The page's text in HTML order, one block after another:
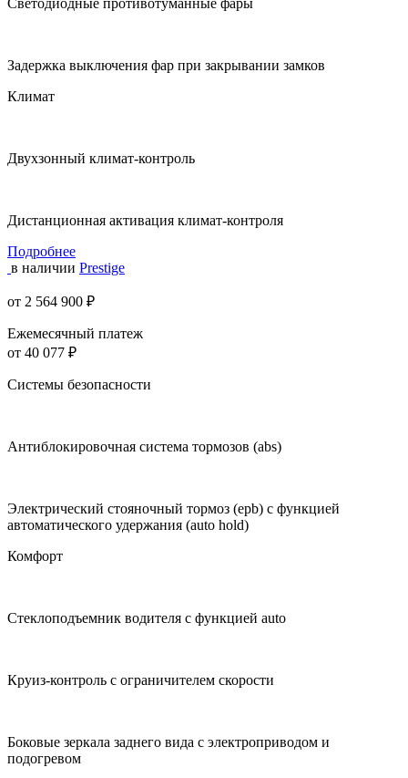
Светодиодные противотуманные фары
Задержка выключения фар при закрывании замков
Климат
Двухзонный климат-контроль
Дистанционная активация климат-контроля
Подробнее
в наличии Prestige
от 2 564 900 ₽
Ежемесячный платеж
от 40 077 ₽
Системы безопасности
Антиблокировочная система тормозов (abs)
Электрический стояночный тормоз (epb) с функцией
автоматического удержания (auto hold)
Комфорт
Стеклоподъемник водителя с функцией auto
Круиз-контроль с ограничителем скорости
Боковые зеркала заднего вида с электроприводом и
подогревом